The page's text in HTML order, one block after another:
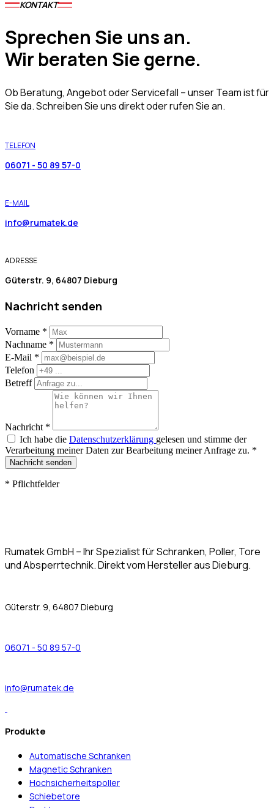
KONTAKT
Sprechen Sie uns an.
Wir beraten Sie gerne.
Ob Beratung, Angebot oder Servicefall – unser Team ist für
Sie da. Schreiben Sie uns direkt oder rufen Sie an.
TELEFON
06071 - 50 89 57-0
E-MAIL
info@rumatek.de
ADRESSE
Güterstr. 9, 64807 Dieburg
Nachricht senden
Vorname *
Nachname *
E-Mail *
Telefon
Betreff
Nachricht *
Ich habe die Datenschutzerklärung gelesen und stimme der
Verarbeitung meiner Daten zur Bearbeitung meiner Anfrage zu. *
Nachricht senden
* Pflichtfelder
Rumatek GmbH – Ihr Spezialist für Schranken, Poller, Tore
und Absperrtechnik. Direkt vom Hersteller aus Dieburg.
Güterstr. 9, 64807 Dieburg
06071 - 50 89 57-0
info@rumatek.de
Produkte
Automatische Schranken
Magnetic Schranken
Hochsicherheitspoller
Schiebetore